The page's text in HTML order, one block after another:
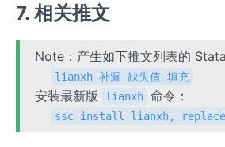
7. 相关推文
Note：产生如下推文列表的
lianxh 补漏 缺失值 填充
安装最新版 lianxh 命令：
ssc install lianxh, replace